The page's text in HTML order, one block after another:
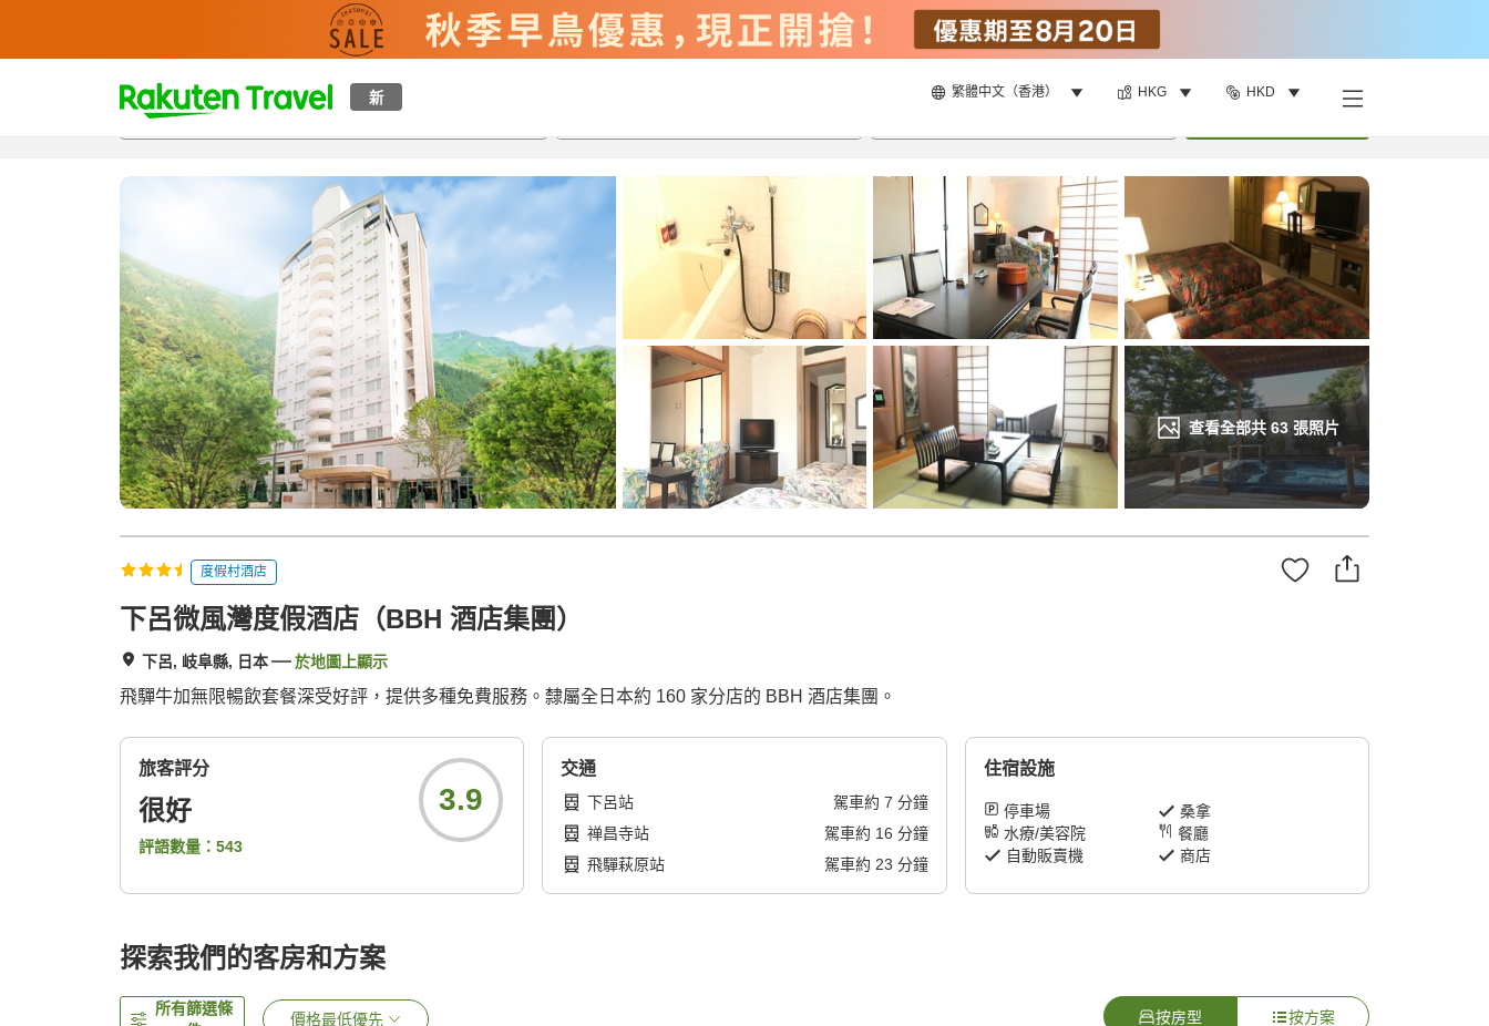
新 繁體中文（香港） HKG HKD
t
p
a
_
s
e
a
r
c
h
查看全部共 63張照片
概覽房間及住宿方案 評價特色設施
度假村酒店
下呂微風灣度假酒店（BBH 酒店集團）
下呂, 岐阜縣, 日本 於地圖上顯示
飛驒牛加無限暢飲套餐深受好評，提供多種免費服務。隸屬全日本約 160 家分店的 BBH 酒店集團。
旅客評分
很好
評語數量： 543
3.9
交通
下呂站 駕車約 7 分鐘
禅昌寺站
駕車約 16 分鐘
飛驒萩原站
駕車約 23 分鐘
住宿設施
停車場
桑拿
水療/美容院
餐廳
自動販賣機
商店
探索我們的客房和方案
所有篩選條
價格最低優先 按房型 按方案